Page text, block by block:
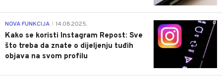
0
NOVA FUNKCIJA 14.08.2025.
Kako se koristi Instagram Repost: Sve
što treba da znate o dijeljenju tuđih
objava na svom profilu